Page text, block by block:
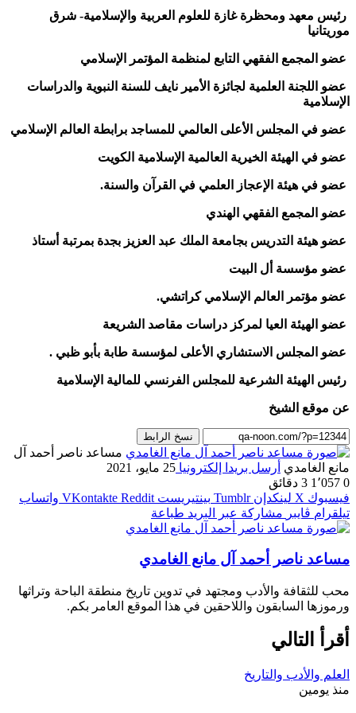
رئيس معهد ومحظرة غازة للعلوم العربية والإسلامية- شرق
موريتانيا
عضو المجمع الفقهي التابع لمنظمة المؤتمر الإسلامي
عضو اللجنة العلمية لجائزة الأمير نايف للسنة النبوية والدراسات
الإسلامية
عضو في المجلس الأعلى العالمي للمساجد برابطة العالم الإسلامي
عضو في الهيئة الخيرية العالمية الإسلامية الكويت
عضو في هيئة الإعجاز العلمي في القرآن والسنة.
عضو المجمع الفقهي الهندي
عضو هيئة التدريس بجامعة الملك عبد العزيز بجدة بمرتبة أستاذ
عضو مؤسسة أل البيت
عضو مؤتمر العالم الإسلامي كراتشي.
عضو الهيئة العيا لمركز دراسات مقاصد الشريعة
عضو المجلس الاستشاري الأعلى لمؤسسة طابة بأبو ظبي .
رئيس الهيئة الشرعية للمجلس الفرنسي للمالية الإسلامية
عن موقع الشيخ
نسخ الرابط
مساعد ناصر أحمد آل
مانع الغامدي أرسل بريدا إلكترونيا 25 مايو، 2021
0
3 دقائق
فيسبوك ‫X لينكدإن بينتيريست
واتساب
تيلقرام ڤايبر مشاركة عبر البريد طباعة
مساعد ناصر أحمد آل مانع الغامدي
محب للثقافة والأدب ومجتهد في تدوين تاريخ منطقة الباحة وتراثها
ورموزها السابقون واللاحقين في هذا الموقع العامر بكم.
أقرأ التالي
العلم والأدب والتاريخ
منذ يومين